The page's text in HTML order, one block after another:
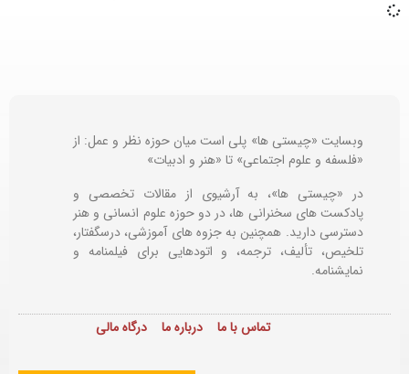
وبسایت «چیستی ها» پلی است میان حوزه نظر و عمل: از
«فلسفه و علوم اجتماعی» تا «هنر و ادبیات»
در «چیستی ها»، به آرشیوی از مقالات تخصصی و
پادکست های سخنرانی ها، در دو حوزه علوم انسانی و هنر
دسترسی دارید. همچنین به جزوه های آموزشی، درسگفتار،
تلخیص، تألیف، ترجمه، و اتودهایی برایفیلمنامه و
نمایشنامه.
تماس با ما درباره ما درگاه مالی